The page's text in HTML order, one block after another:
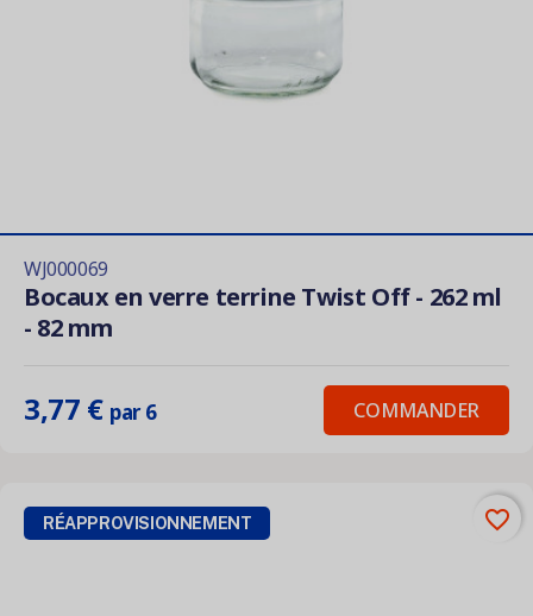
WJ000069
Bocaux en verre terrine Twist Off - 262 ml
- 82 mm
3,77 € par 6 COMMANDER
RÉAPPROVISIONNEMENT favorite_border